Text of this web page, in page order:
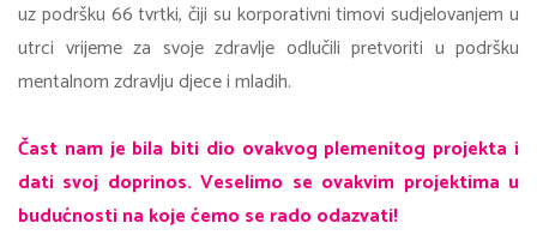
uz podršku 66 tvrtki, čiji su korporativni timovi sudjelovanjem u
utrci vrijeme za svoje zdravlje odlučili pretvoriti u podršku
mentalnom zdravlju djece i mladih.
Čast nam je bila biti dio ovakvog plemenitog projekta i
dati svoj doprinos. Veselimo se ovakvim projektima u
budućnosti na koje ćemo se rado odazvati!